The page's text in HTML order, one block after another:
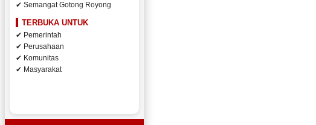
✔ Semangat Gotong Royong
TERBUKA UNTUK
✔ Pemerintah
✔ Perusahaan
✔ Komunitas
✔ Masyarakat